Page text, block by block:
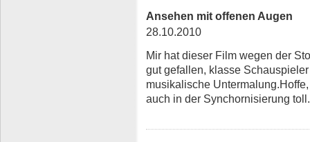
Ansehen mit offenen Augen
28.10.2010
Mir hat dieser Film wegen der
gut gefallen, klasse
musikalische
auch in der Synchornisierung